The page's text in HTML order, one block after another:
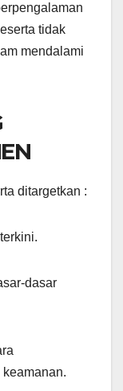
tidak
mendalami
ditargetkan :
dasar